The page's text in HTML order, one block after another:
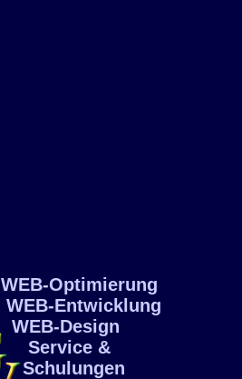
WEB-Optimierung
WEB-Entwicklung
WEB-Design
Service &
Schulungen